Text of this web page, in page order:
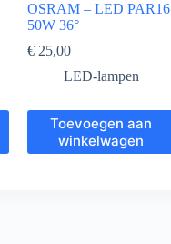
OSRAM – LED PAR16
50W 36°
€25,00
LED-lampen
Toevoegen aan
winkelwagen